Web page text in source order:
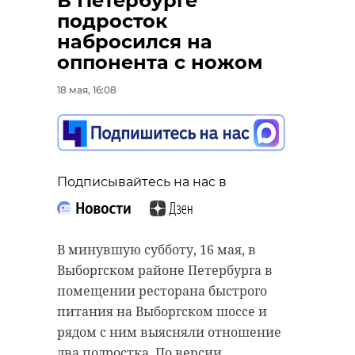
подросток
набросился на
оппонента с ножом
18 мая, 16:08
Подписывайтесь на нас в
В минувшую субботу, 16 мая, в
Выборгском районе Петербурга в
помещении ресторана быстрого
питания на Выборгском шоссе и
рядом с ним выясняли отношение
народное голосование, которое
продлится до 25 мая.
странице "Почты России"
Координатор федерального
проекта "Российское село",
председатель комитета Совета
Федерации по аграрно-
продовольственной политике и
Двойных отметил, что народное
голосование дает возможность
жителям страны лично
поддержать тех, кто ежедневно
помогает людям в небольших